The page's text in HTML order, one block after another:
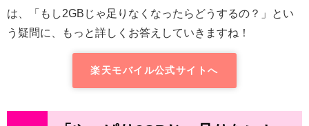
は、「もし2GBじゃ足りなくなったらどうするの？」とい
う疑問に、もっと詳しくお答えしていきますね！
楽天モバイル公式サイトへ